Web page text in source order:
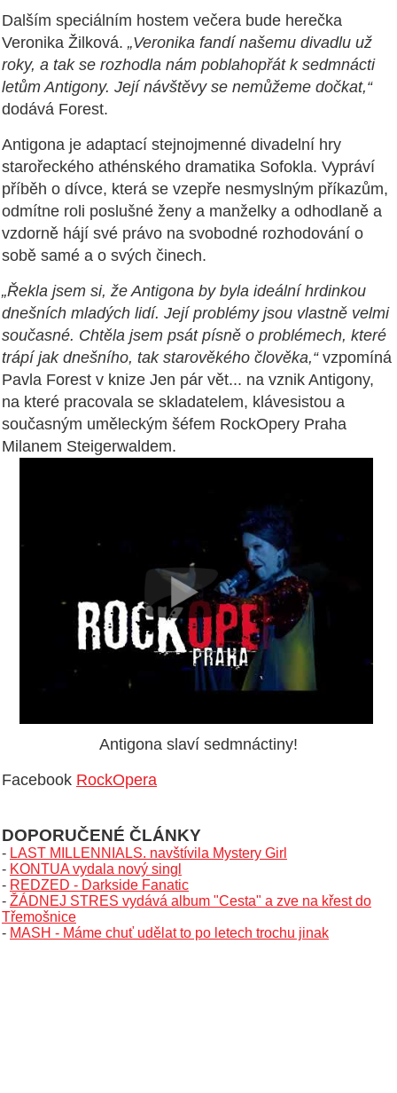
Dalším speciálním hostem večera bude herečka
Veronika Žilková. „Veronika fandí našemu divadlu už
roky, a tak se rozhodla nám poblahopřát k sedmnácti
letům Antigony. Její návštěvy se nemůžeme dočkat,“
dodává Forest.
Antigona je adaptací stejnojmenné divadelní hry
starořeckého athénského dramatika Sofokla. Vypráví
příběh o dívce, která se vzepře nesmyslným příkazům,
odmítne roli poslušné ženy a manželky a odhodlaně a
vzdorně hájí své právo na svobodné rozhodování o
sobě samé a o svých činech.
„Řekla jsem si, že Antigona by byla ideální hrdinkou
dnešních mladých lidí. Její problémy jsou vlastně velmi
současné. Chtěla jsem psát písně o problémech, které
trápí jak dnešního, tak starověkého člověka,“vzpomíná
Pavla Forest v knize Jen pár vět... na vznik Antigony,
na které pracovala se skladatelem, klávesistou a
současným uměleckým šéfem RockOpery Praha
Milanem Steigerwaldem.
Antigona slaví sedmnáctiny!
Facebook RockOpera
DOPORUČENÉ ČLÁNKY
- LAST MILLENNIALS. navštívila Mystery Girl
- KONTUA vydala nový singl
- REDZED - Darkside Fanatic
- ŽÁDNEJ STRES vydává album "Cesta" a zve na křest do
Třemošnice
- MASH - Máme chuť udělat to po letech trochu jinak